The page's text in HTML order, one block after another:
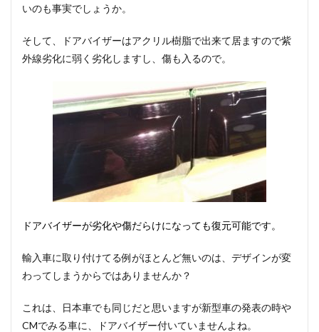
いのも事実でしょうか。
そして、ドアバイザーはアクリル樹脂で出来て居ますので紫
外線劣化に弱く劣化しますし、傷も入るので。
ドアバイザーが劣化や傷だらけになっても復元可能です。
輸入車に取り付けてる例がほとんど無いのは、デザインが変
わってしまうからではありませんか？
これは、日本車でも同じだと思いますが新型車の発表の時や
CMでみる車に、ドアバイザー付いていませんよね。